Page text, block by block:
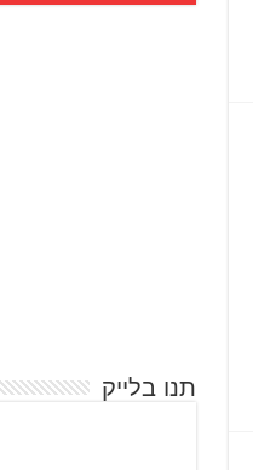
תנו בלייק